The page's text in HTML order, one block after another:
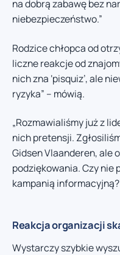
na dobrą zabawę bez
niebezpieczeństwo.”
Rodzice chłopca od
liczne reakcje od
nich zna ‘pisquiz’, ale
ryzyka” – mówią.
„Rozmawialiśmy już z
nich pretensji.
Gidsen Vlaanderen, ale
podziękowania. Czy nie
kampanią
Reakcja organizacji
Wystarczy szybkie